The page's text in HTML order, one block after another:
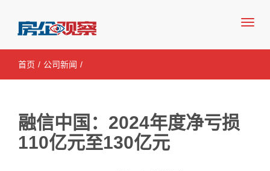
房企观察网—房地产行业领先媒体
首页 / 公司新闻 /
融信中国：2024年度净亏损
110亿元至130亿元